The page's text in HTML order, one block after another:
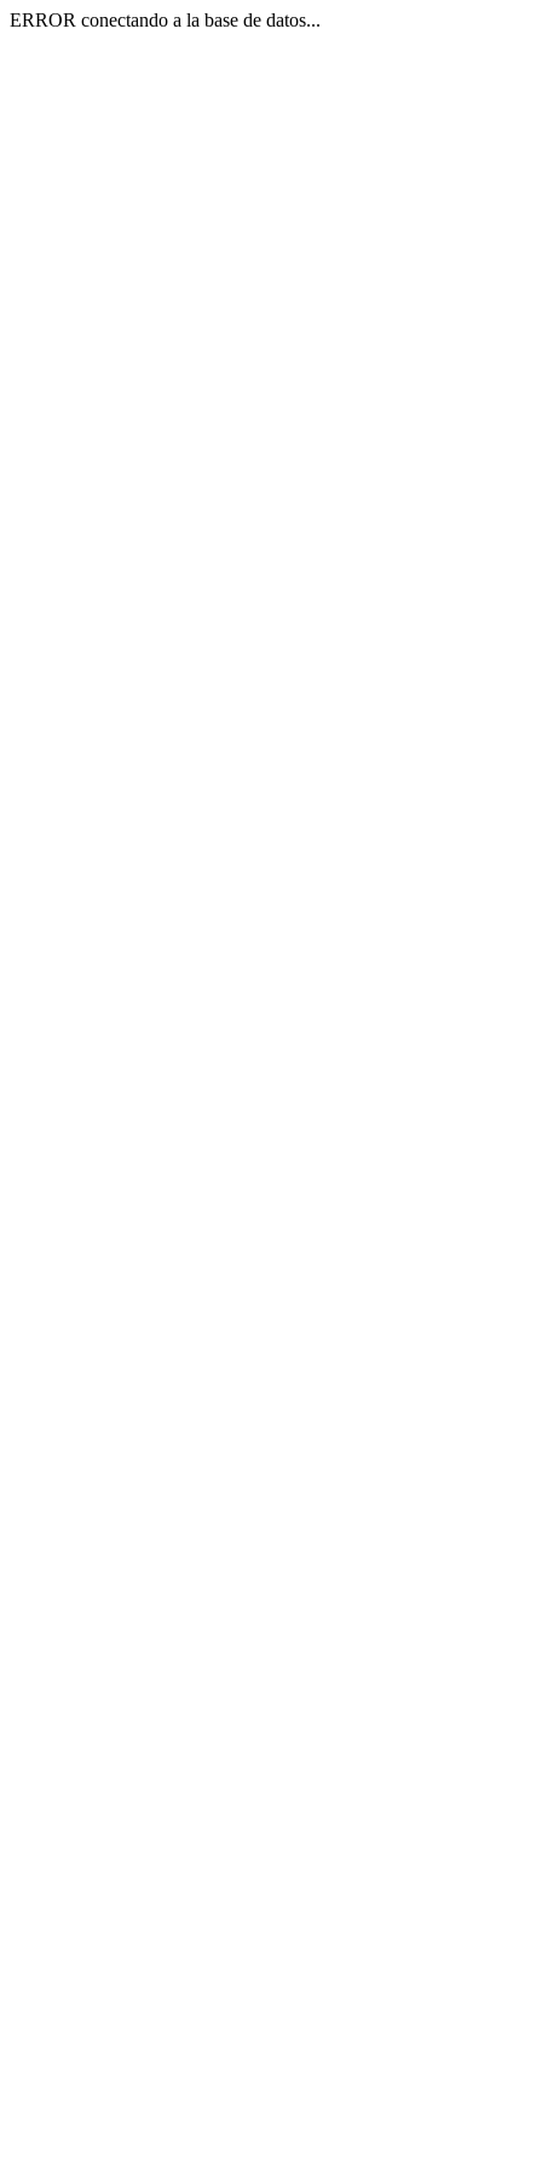
ERROR conectando a la base de datos...